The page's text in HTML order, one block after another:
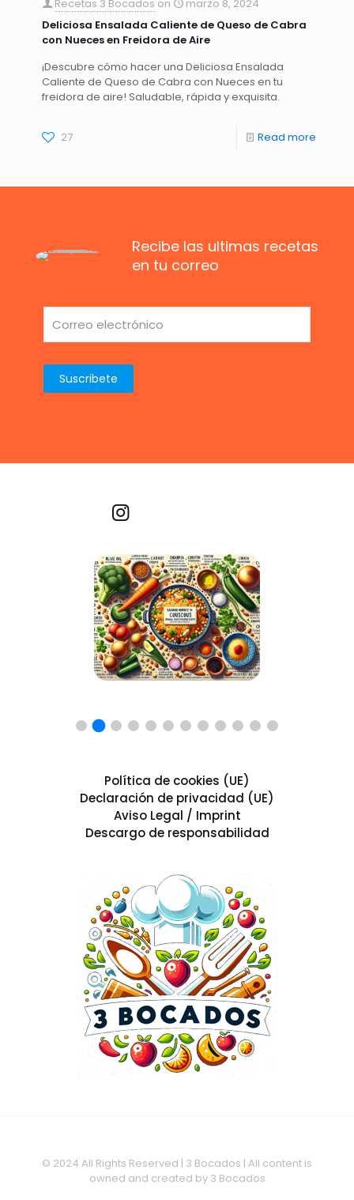
Recetas 3 Bocados on
marzo 8, 2024
Deliciosa Ensalada Caliente de Queso de Cabra
con Nueces en Freidora de Aire
¡Descubre cómo hacer una Deliciosa Ensalada
Caliente de Queso de Cabra con Nueces en tu
freidora de aire! Saludable, rápida y exquisita.
27 Read more
Recibe las ultimas recetas
en tu correo
Política de cookies (UE)
Declaración de privacidad (UE)
Aviso Legal / Imprint
Descargo de responsabilidad
© 2024 All Rights Reserved | 3 Bocados | All content is
owned and created by 3 Bocados